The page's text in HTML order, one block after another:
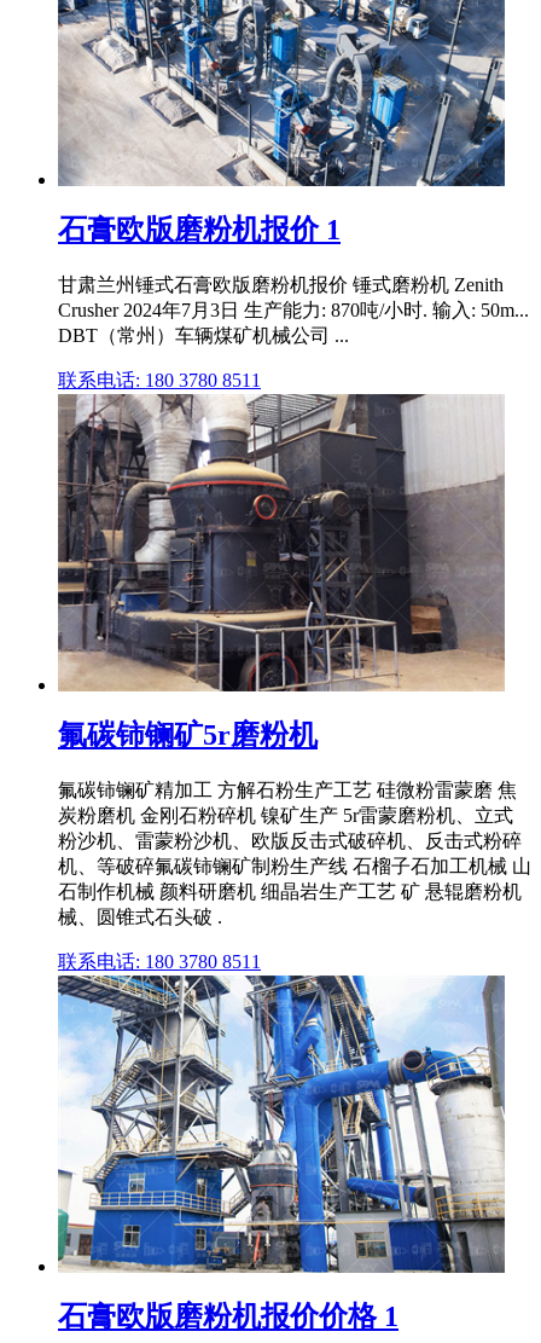
石膏欧版磨粉机报价 1
甘肃兰州锤式石膏欧版磨粉机报价 锤式磨粉机 Zenith
Crusher 2024年7月3日 生产能力: 870吨/小时. 输入: 50m...
DBT（常州）车辆煤矿机械公司 ...
联系电话: 180 3780 8511
氟碳铈镧矿5r磨粉机
氟碳铈镧矿精加工 方解石粉生产工艺 硅微粉雷蒙磨 焦
炭粉磨机 金刚石粉碎机 镍矿生产 5r雷蒙磨粉机、立式
粉沙机、雷蒙粉沙机、欧版反击式破碎机、反击式粉碎
机、等破碎氟碳铈镧矿制粉生产线 石榴子石加工机械 山
石制作机械 颜料研磨机 细晶岩生产工艺 矿 悬辊磨粉机
械、圆锥式石头破 .
联系电话: 180 3780 8511
石膏欧版磨粉机报价价格 1